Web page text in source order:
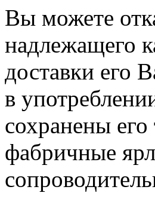
Вы можете
надлежащего
доставки его
в
сохранены его
фабричные